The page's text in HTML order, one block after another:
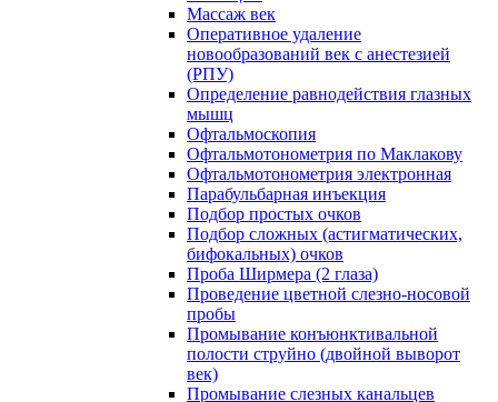
Массаж век
Оперативное удаление
новообразований век с анестезией
(РПУ)
Определение равнодействия глазных
мышц
Офтальмоскопия
Офтальмотонометрия по Маклакову
Офтальмотонометрия электронная
Парабульбарная инъекция
Подбор простых очков
Подбор сложных (астигматических,
бифокальных) очков
Проба Ширмера (2 глаза)
Проведение цветной слезно-носовой
пробы
Промывание конъюнктивальной
полости струйно (двойной выворот
век)
Промывание слезных канальцев